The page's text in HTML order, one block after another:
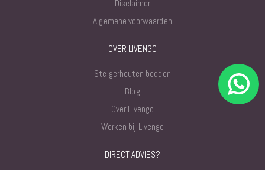
Disclaimer
Algemene voorwaarden
OVER LIVENGO
Steigerhouten bedden
Blog
Over Livengo
Werken bij Livengo
DIRECT ADVIES?